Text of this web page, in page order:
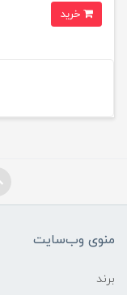
منوی وب‌سایت
برند